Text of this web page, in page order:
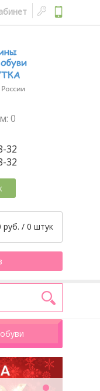
0
32
32
руб. / 0 штук